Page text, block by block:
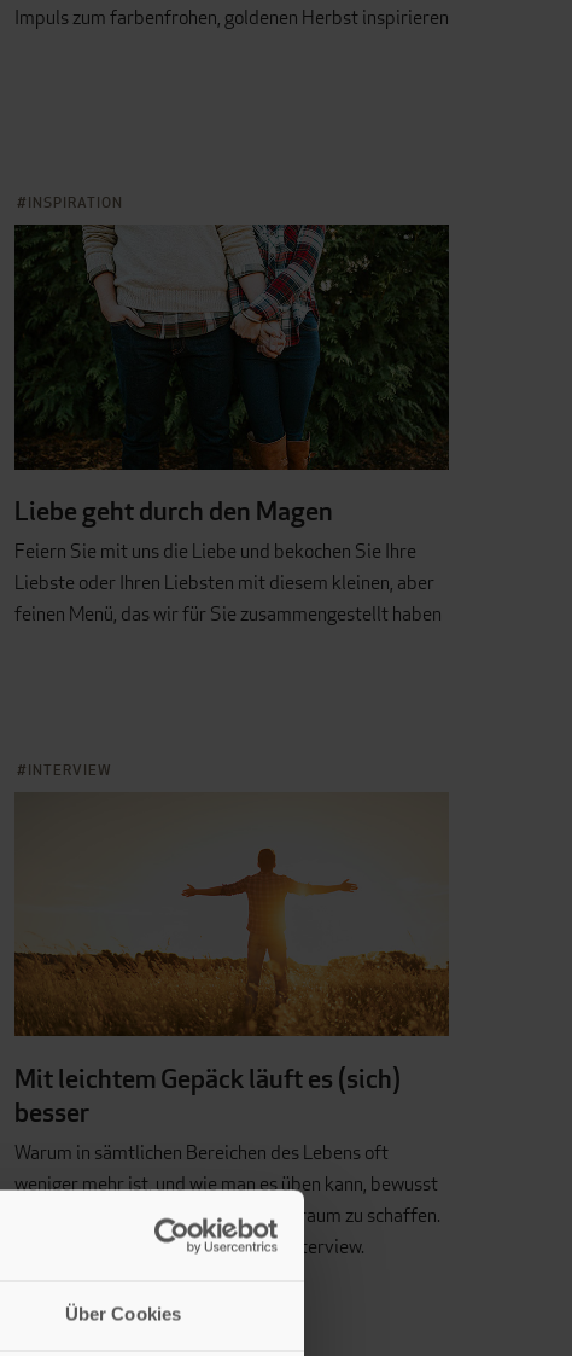
Über Cookies
Impuls zum farbenfrohen, goldenen Herbst inspirieren
INSPIRATION
Liebe geht durch den Magen
Feiern Sie mit uns die Liebe und bekochen Sie Ihre
Liebste oder Ihren Liebsten mit diesem kleinen, aber
feinen Menü, das wir für Sie zusammengestellt haben
INTERVIEW
Mit leichtem Gepäck läuft es (sich)
besser
Warum in sämtlichen Bereichen des Lebens oft
weniger mehr ist, und wie man es üben kann, bewusst
etwas Wegzulassen und daraus Freiraum zu schaffen.
Das erzählt uns Niklaus Kuster im Interview.